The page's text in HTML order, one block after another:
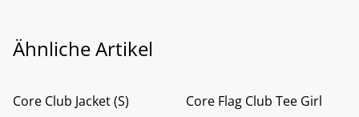
Ähnliche Artikel
%
Core Club Jacket (S)
%
Core Flag Club Tee Girl